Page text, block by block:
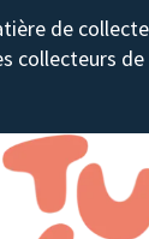
de
collecteurs